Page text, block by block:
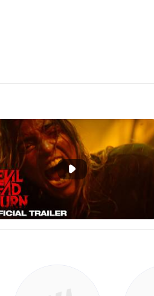
Phát đoạn giới thiệu